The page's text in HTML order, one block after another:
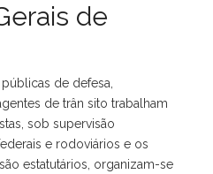
de
de defesa,
de trân sito trabalham
sob supervisão
e rodoviários e os
estatutários, organizam-se